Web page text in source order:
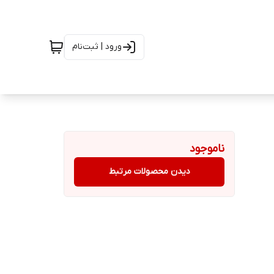
ورود | ثبت‌نام
ناموجود
دیدن محصولات مرتبط